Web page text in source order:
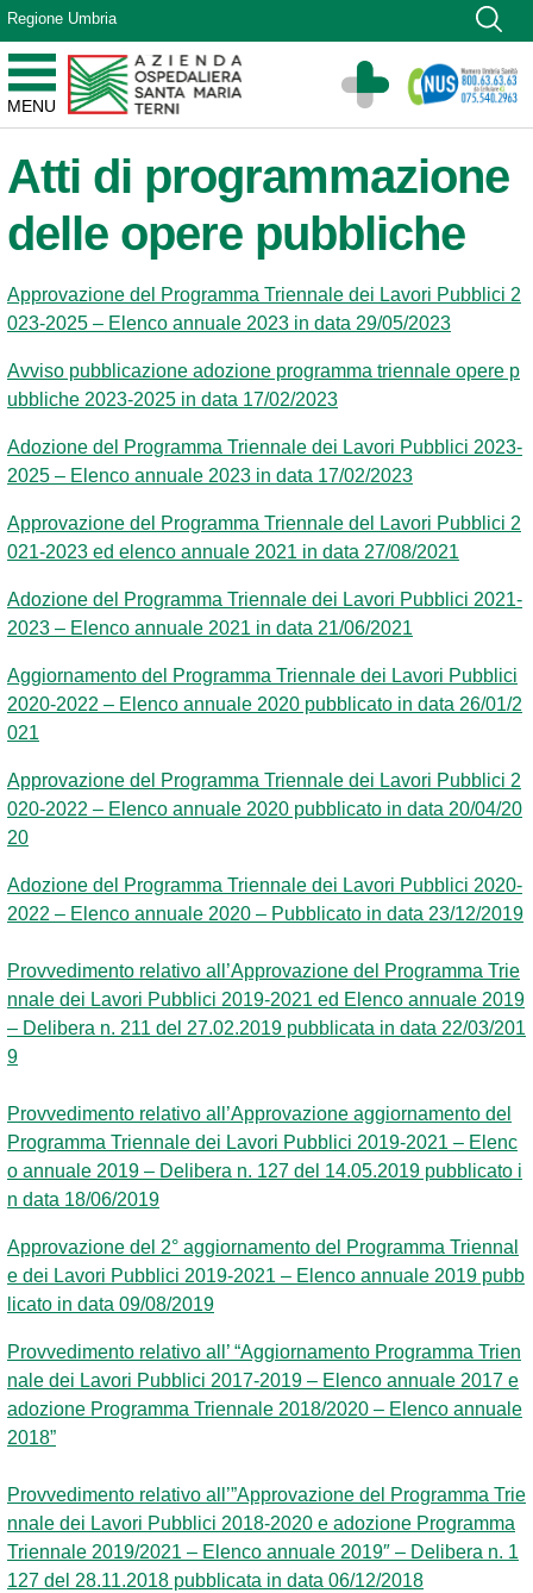
Vai ai contenuti
Vai al menu di navigazione
Vai al footer
Regione Umbria
MENU
Azienda Ospedaliera Santa Maria di Terni
Sito Istituzionale
Atti di programmazione
delle opere pubbliche
Approvazione del Programma Triennale dei Lavori Pubblici 2
023-2025 – Elenco annuale 2023 in data 29/05/2023
Avviso pubblicazione adozione programma triennale opere p
ubbliche 2023-2025 in data 17/02/2023
Adozione del Programma Triennale dei Lavori Pubblici 2023-
2025 – Elenco annuale 2023 in data 17/02/2023
Approvazione del Programma Triennale del Lavori Pubblici 2
021-2023 ed elenco annuale 2021 in data 27/08/2021
Adozione del Programma Triennale dei Lavori Pubblici 2021-
2023 – Elenco annuale 2021 in data 21/06/2021
Aggiornamento del Programma Triennale dei Lavori Pubblici
2020-2022 – Elenco annuale 2020 pubblicato in data 26/01/2
021
Approvazione del Programma Triennale dei Lavori Pubblici 2
020-2022 – Elenco annuale 2020 pubblicato in data 20/04/20
20
Adozione del Programma Triennale dei Lavori Pubblici 2020-
2022 – Elenco annuale 2020 – Pubblicato in data 23/12/2019
Provvedimento relativo all’Approvazione del Programma Trie
nnale dei Lavori Pubblici 2019-2021 ed Elenco annuale 2019
– Delibera n. 211 del 27.02.2019 pubblicata in data 22/03/201
9
Provvedimento relativo all’Approvazione aggiornamento del
Programma Triennale dei Lavori Pubblici 2019-2021 – Elenc
o annuale 2019 – Delibera n. 127 del 14.05.2019 pubblicato i
n data 18/06/2019
Approvazione del 2° aggiornamento del Programma Triennal
e dei Lavori Pubblici 2019-2021 – Elenco annuale 2019 pubb
licato in data 09/08/2019
Provvedimento relativo all’ “Aggiornamento Programma Trien
nale dei Lavori Pubblici 2017-2019 – Elenco annuale 2017 e
adozione Programma Triennale 2018/2020 – Elenco annuale
2018”
Provvedimento relativo all’”Approvazione del Programma Trie
nnale dei Lavori Pubblici 2018-2020 e adozione Programma
Triennale 2019/2021 – Elenco annuale 2019″ – Delibera n. 1
127 del 28.11.2018 pubblicata in data 06/12/2018